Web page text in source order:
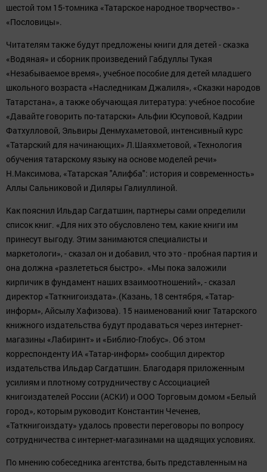
шестой том 15-томника «Татарское народное творчество» -
«Пословицы».
Читателям также будут предложены книги для детей - сказка
«Водяная» и сборник произведений Габдуллы Тукая
«Незабываемое время», учебное пособие для детей младшего
школьного возраста «Наследникам Джалиля», «Сказки народов
Татарстана», а также обучающая литература: учебное пособие
«Давайте говорить по-татарски» Альфии Юсуповой, Кадрии
Фатхулловой, Эльвиры Денмухаметовой, интенсивный курс
«Татарский для начинающих» Л.Шаяхметовой, «Технология
обучения татарскому языку на основе моделей речи»
Н.Максимова, «Татарская "Алифба": история и современность»
Аллы Сальниковой и Диляры Галиуллиной.
Как пояснил Ильдар Сагдатшин, партнеры сами определили
список книг. «Для них это обусловлено тем, какие книги им
принесут выгоду. Этим занимаются специалисты и
маркетологи», - сказал он и добавил, что это - пробная партия и
она должна «разлететься быстро». «Мы пока заложили
кирпичик в фундамент наших взаимоотношений», - сказал
директор «Таткнигоиздата».(Казань, 18 сентября, «Татар-
информ», Айсылу Хафизова). 15 наименований книг Татарского
книжного издательства будут продаваться через интернет-
магазины «Лабиринт» и «Библио-Глобус». Об этом
корреспонденту ИА «Татар-информ» сообщил директор
издательства Ильдар Сагдатшин. Благодаря приложенным
усилиям и плотному сотрудничеству с Ассоциацией
книгоиздателей России (АСКИ) и ООО Торговым домом «Белый
город», которым руководит Константин Чеченев,
«Таткнигоиздату» удалось провести переговоры по вопросу
сотрудничества с интернет-магазинами на щадящих условиях.
По мнению собеседника агентства, быть представленным на